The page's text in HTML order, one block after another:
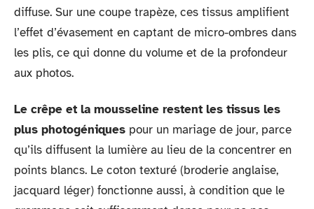
diffuse. Sur une coupe trapèze, ces tissus amplifient
l’effet d’évasement en captant de micro-ombres dans
les plis, ce qui donne du volume et de la profondeur
aux photos.
Le crêpe et la mousseline restent les tissus les
plus photogéniques pour un mariage de jour, parce
qu’ils diffusent la lumière au lieu de la concentrer en
points blancs. Le coton texturé (broderie anglaise,
jacquard léger) fonctionne aussi, à condition que le